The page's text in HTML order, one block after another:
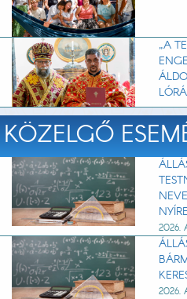
„A
KÖZELGŐ
2026.
2026.